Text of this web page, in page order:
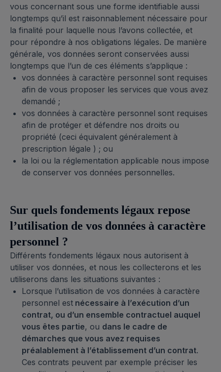
vous concernant sous une forme identifiable aussi
longtemps qu’il est raisonnablement nécessaire pour
la finalité pour laquelle nous l’avons collectée, et
pour répondre à nos obligations légales. De manière
générale, vos données seront conservées aussi
longtemps que l’un de ces éléments s’applique :
vos données à caractère personnel sont requises
afin de vous proposer les services que vous avez
demandé ;
vos données à caractère personnel sont requises
afin de protéger et défendre nos droits ou
propriété (ceci équivalent généralement à
prescription légale ) ; ou
la loi ou la réglementation applicable nous impose
de conserver vos données personnelles.
Sur quels fondements légaux repose
l’utilisation de vos données à caractère
personnel ?
Différents fondements légaux nous autorisent à
utiliser vos données, et nous les collecterons et les
utiliserons dans les situations suivantes :
Lorsque l’utilisation de vos données à caractère
personnel est nécessaire à l’exécution d’un
contrat, ou d’un ensemble contractuel auquel
vous êtes partie, ou dans le cadre de
démarches que vous avez requises
préalablement à l’établissement d’un contrat.
Ces contrats peuvent par exemple préciser les